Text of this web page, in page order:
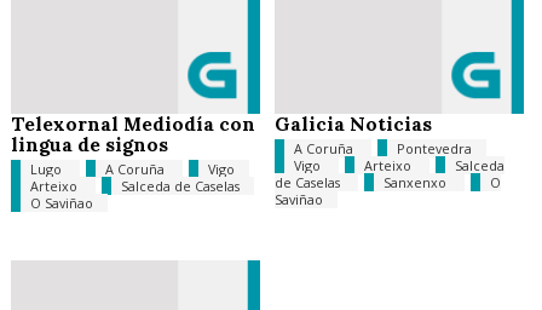
Telexornal Mediodía con
lingua de signos
Lugo A Coruña
Vigo
Arteixo
Salceda de Caselas
O Saviñao
Galicia Noticias
A Coruña
Pontevedra
Vigo
Arteixo
Salceda
de Caselas
Sanxenxo
O
Saviñao